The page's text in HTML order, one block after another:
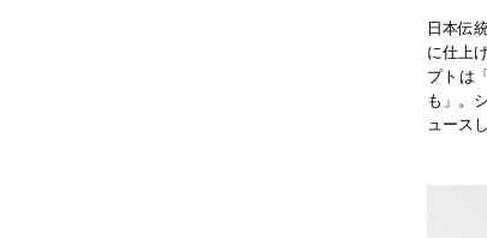
日本伝
に仕上
プトは
も」。
ュース